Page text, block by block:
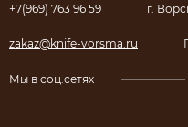
+7(969) 763 96 59 г.
zakaz@knife-vorsma.ru
Мы в соц.сетях